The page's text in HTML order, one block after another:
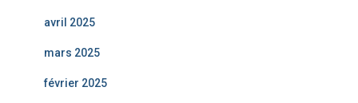
avril 2025
mars 2025
février 2025